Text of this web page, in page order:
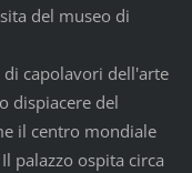
del museo di
capolavori dell'arte
dispiacere del
il centro mondiale
palazzo ospita circa